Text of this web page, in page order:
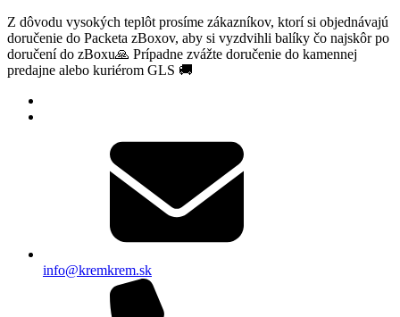
Z dôvodu vysokých teplôt prosíme zákazníkov, ktorí si objednávajú
doručenie do Packeta zBoxov, aby si vyzdvihli balíky čo najskôr po
doručení do zBoxu🙏 Prípadne zvážte doručenie do kamennej
predajne alebo kuriérom GLS 🚚
info@kremkrem.sk